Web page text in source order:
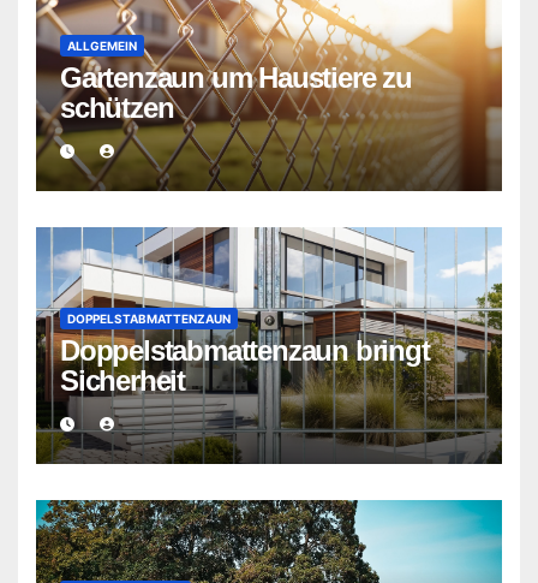
ALLGEMEIN
Gartenzaun um Haustiere zu
schützen
DOPPELSTABMATTENZAUN
Doppelstabmattenzaun bringt
Sicherheit